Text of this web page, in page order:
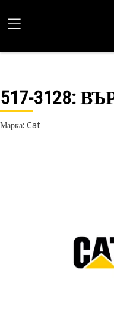
517-3128:
Марка: Cat